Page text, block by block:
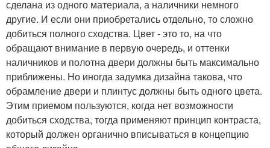
сделана из одного материала, а наличники немного
другие. И если они приобретались отдельно, то сложно
добиться полного сходства. Цвет - это то, на что
обращают внимание в первую очередь, и оттенки
наличников и полотна двери должны быть максимально
приближены. Но иногда задумка дизайна такова, что
обрамление двери и плинтус должны быть одного цвета.
Этим приемом пользуются, когда нет возможности
добиться сходства, тогда применяют принцип контраста,
который должен органично вписываться в концепцию